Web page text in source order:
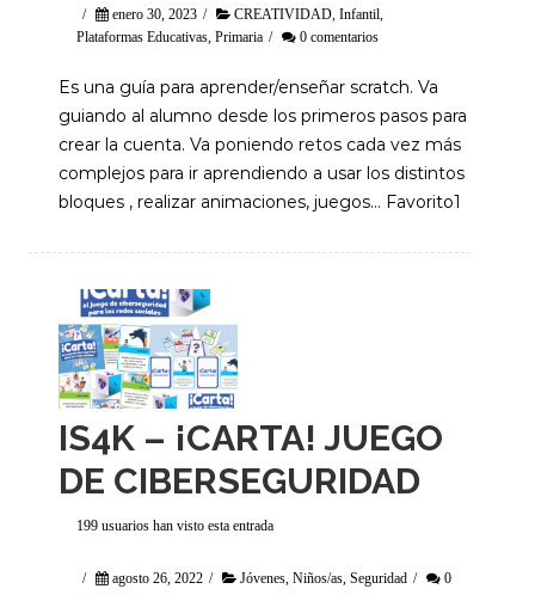
/ enero 30, 2023 / CREATIVIDAD Infantil
Plataformas Educativas Primaria / 0 comentarios
Es una guía para aprender/enseñar scratch. Va
guiando al alumno desde los primeros pasos para
crear la cuenta. Va poniendo retos cada vez más
complejos para ir aprendiendo a usar los distintos
bloques , realizar animaciones, juegos… Favorito1
IS4K – ¡CARTA! JUEGO
DE CIBERSEGURIDAD
199 usuarios han visto esta entrada
/ agosto 26, 2022 / Jóvenes Niños/as Seguridad /
0